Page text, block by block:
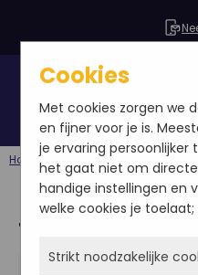
Home Social media
Twitter: wat
Marieke Slot
Cookies
Met cookies zorgen we
en fijner voor je is.
je ervaring persoonlijker
het gaat niet om
handige instellingen en
welke cookies je
Strikt noodzakelijke